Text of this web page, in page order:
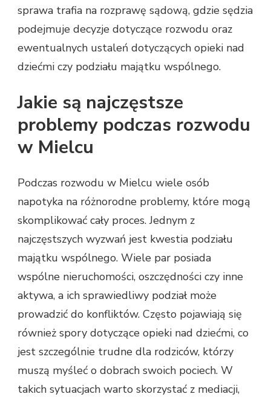
sprawa trafia na rozprawę sądową, gdzie sędzia
podejmuje decyzje dotyczące rozwodu oraz
ewentualnych ustaleń dotyczących opieki nad
dziećmi czy podziału majątku wspólnego.
Jakie są najczęstsze
problemy podczas rozwodu
w Mielcu
Podczas rozwodu w Mielcu wiele osób
napotyka na różnorodne problemy, które mogą
skomplikować cały proces. Jednym z
najczęstszych wyzwań jest kwestia podziału
majątku wspólnego. Wiele par posiada
wspólne nieruchomości, oszczędności czy inne
aktywa, a ich sprawiedliwy podział może
prowadzić do konfliktów. Często pojawiają się
również spory dotyczące opieki nad dziećmi, co
jest szczególnie trudne dla rodziców, którzy
muszą myśleć o dobrach swoich pociech. W
takich sytuacjach warto skorzystać z mediacji,